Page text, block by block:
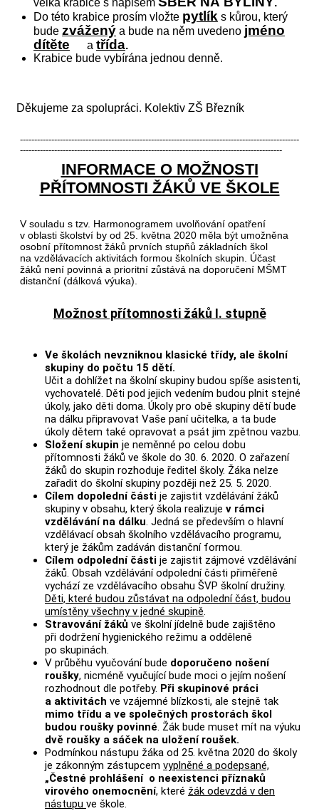
velká krabice s nápisem
.
Do této krabice prosím vložte pytlík s kůrou, který
bude zvážený a bude na něm uvedeno jméno
dítěte
a třída.
Krabice bude vybírána jednou denně.
Děkujeme za spolupráci. Kolektiv ZŠ Březník
--------------------------------------------------------------------------------------------------
--------------------------------------------------------------------------------------------
INFORMACE O MOŽNOSTI
PŘÍTOMNOSTI ŽÁKŮ VE ŠKOLE
V souladu s tzv. Harmonogramem uvolňování opatření
v oblasti školství by od 25. května 2020 měla být umožněna
osobní přítomnost žáků prvních stupňů základních škol
na vzdělávacích aktivitách formou školních skupin. Účast
žáků není povinná a prioritní zůstává na doporučení MŠMT
distanční (dálková výuka).
Možnost přítomnosti žáků I. stupně
Ve školách nevzniknou klasické třídy, ale školní
skupiny do počtu 15 dětí.
Učit a dohlížet na školní skupiny budou spíše asistenti,
vychovatelé. Děti pod jejich vedením budou plnit stejné
úkoly, jako děti doma. Úkoly pro obě skupiny dětí bude
na dálku připravovat Vaše paní učitelka, a ta bude
úkoly dětem také opravovat a psát jim zpětnou vazbu.
Složení skupin je neměnné po celou dobu
přítomnosti žáků ve škole do 30. 6. 2020. O zařazení
žáků do skupin rozhoduje ředitel školy. Žáka nelze
zařadit do školní skupiny později než 25. 5. 2020.
Cílem dopolední části je zajistit vzdělávání žáků
skupiny v obsahu, který škola realizuje v rámci
vzdělávání na dálku. Jedná se především o hlavní
vzdělávací obsah školního vzdělávacího programu,
který je žákům zadáván distanční formou.
Cílem odpolední části je zajistit zájmové vzdělávání
žáků. Obsah vzdělávání odpolední části přiměřeně
vychází ze vzdělávacího obsahu ŠVP školní družiny.
Děti, které budou zůstávat na odpolední část, budou
umístěny všechny v jedné skupině.
Stravování žáků ve školní jídelně bude zajištěno
při dodržení hygienického režimu a odděleně
po skupinách.
V průběhu vyučování bude doporučeno nošení
roušky, nicméně vyučující bude moci o jejím nošení
rozhodnout dle potřeby. Při skupinové práci
a aktivitách ve vzájemné blízkosti, ale stejně tak
mimo třídu a ve společných prostorách škol
budou roušky povinné. Žák bude muset mít na výuku
dvě roušky a sáček na uložení roušek.
Podmínkou nástupu žáka od 25. května 2020 do školy
je zákonným zástupcem vyplněné a podepsané,
„Čestné prohlášení o neexistenci příznaků
virového onemocnění, které žák odevzdá v den
nástupu ve škole.